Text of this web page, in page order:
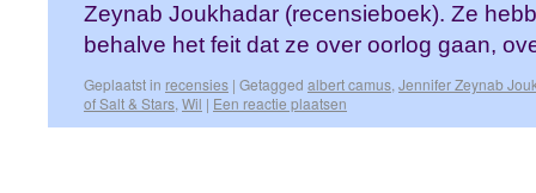
Zeynab Joukhadar (recensieboek). Ze
behalve het feit dat ze over oorlog gaan,
Geplaatst in recensies | Getagged albert camus, Jennifer Zeynab
of Salt & Stars, Wil | Een reactie plaatsen